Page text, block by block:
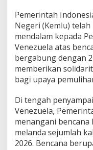
Pemerintah
Negeri (Kemlu)
mendalam kepada
Venezuela atas
bergabung dengan
memberikan
bagi upaya
Di tengah
Venezuela,
menangani
melanda sejumlah
2026. Bencana